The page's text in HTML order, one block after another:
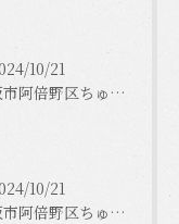
10/21
大阪市阿倍野区ちゅるんネイルはLinonail
10/21
大阪市阿倍野区ちゅるんネイルはLinonail